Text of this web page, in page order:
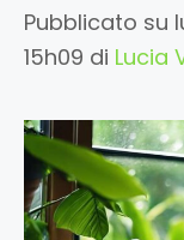
Pubblicato su
15h09 di Lucia